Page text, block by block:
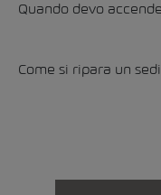
Quando devo
Come si ripara un